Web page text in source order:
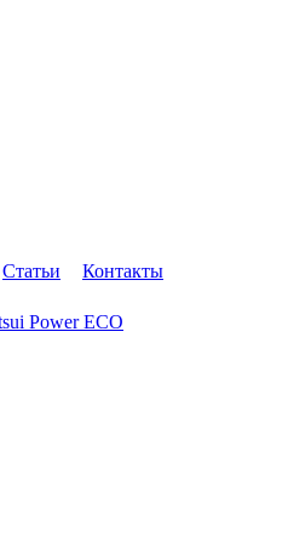
Статьи
Контакты
Power ECO